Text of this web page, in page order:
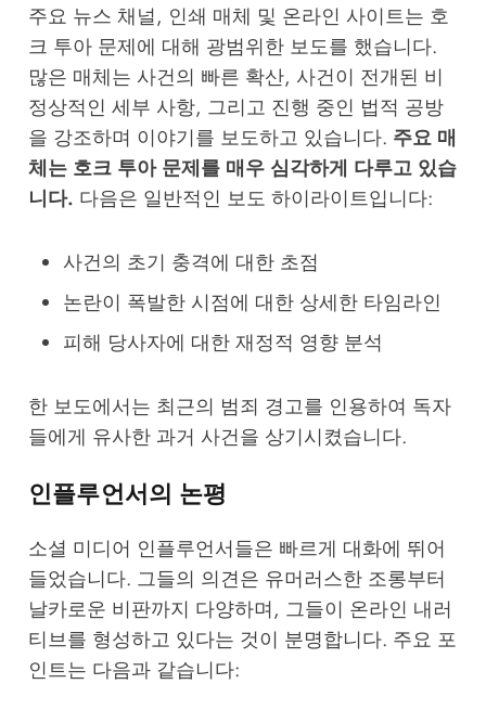
주요 뉴스 채널, 인쇄 매체 및 온라인 사이트는 호
크 투아 문제에 대해 광범위한 보도를 했습니다.
많은 매체는 사건의 빠른 확산, 사건이 전개된 비
정상적인 세부 사항, 그리고 진행 중인 법적 공방
을 강조하며 이야기를 보도하고 있습니다. 주요 매
체는 호크 투아 문제를 매우 심각하게 다루고 있습
니다. 다음은 일반적인 보도 하이라이트입니다:
사건의 초기 충격에 대한 초점
논란이 폭발한 시점에 대한 상세한 타임라인
피해 당사자에 대한 재정적 영향 분석
한 보도에서는 최근의 범죄 경고를 인용하여 독자
들에게 유사한 과거 사건을 상기시켰습니다.
인플루언서의 논평
소셜 미디어 인플루언서들은 빠르게 대화에 뛰어
들었습니다. 그들의 의견은 유머러스한 조롱부터
날카로운 비판까지 다양하며, 그들이 온라인 내러
티브를 형성하고 있다는 것이 분명합니다. 주요 포
인트는 다음과 같습니다: